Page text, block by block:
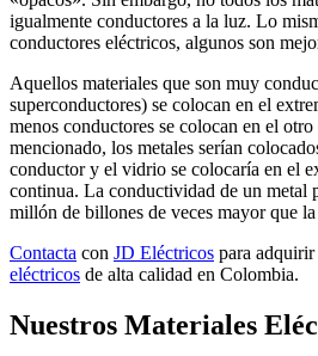
igualmente conductores a la luz. Lo
conductores eléctricos, algunos son
Aquellos materiales que son muy
superconductores) se colocan en el
menos conductores se colocan en el
mencionado, los metales serían
conductor y el vidrio se colocaría en el
continua. La conductividad de un metal
millón de billones de veces mayor que
Contacta con JD Eléctricos para adquirir
eléctricos de alta calidad en Colombia.
Nuestros Materiales